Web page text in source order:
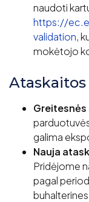
naudoti
https://
validation,
mokėtojo
Ataskaitos
galima
Nauja
Pridėjome
pagal